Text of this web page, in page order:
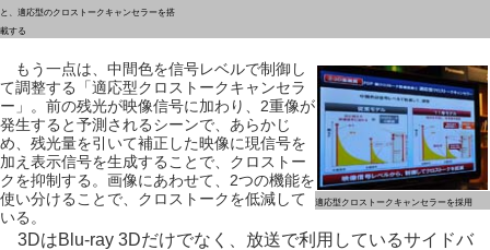
と、適応型のクロストークキャンセラーを搭
載する
適応型クロストークキャンセラーを採用
もう一点は、中間色を信号レベルで制御し
て調整する「適応型クロストークキャンセラ
ー」。前の残光が映像信号に加わり、2重像が
発生すると予測されるシーンで、あらかじ
め、残光量を引いて補正した映像に現信号を
加え表示信号を生成することで、クロストー
クを抑制する。画像にあわせて、2つの機能を
使い分けることで、クロストークを低減して
いる。
3DはBlu-ray 3Dだけでなく、放送で利用しているサイドバ